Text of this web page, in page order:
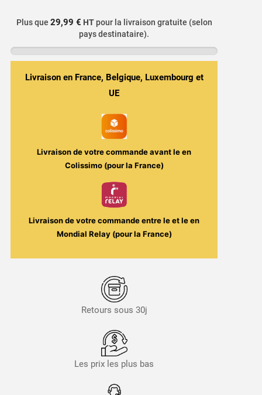
Bonbon
Jupittles
Plus que 29,99 € HTpour la livraison gratuite (selon
pays destinataire).
Livraison en France, Belgique, Luxembourg et
UE
Livraison de votre commande avant leen
Colissimo (pour la France)
Livraison de votre commande entre leet leen
Mondial Relay (pour la France)
Retours sous 30j
Les prix les plus bas